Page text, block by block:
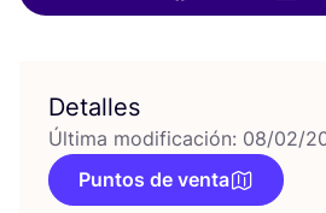
Detalles
Última modificación: 08/02/
Puntos de venta